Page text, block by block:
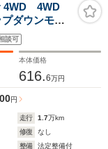
4WD 4WD
ダウンモニ
囲カメラ 両
ート 前中
談可
本体価格
616.6万円
円
走行 1.7万km
修復
なし
整備
法定整備付